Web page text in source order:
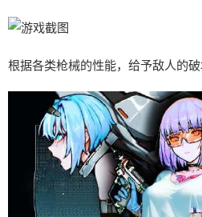
根据各类枪械的性能，给予敌人的破